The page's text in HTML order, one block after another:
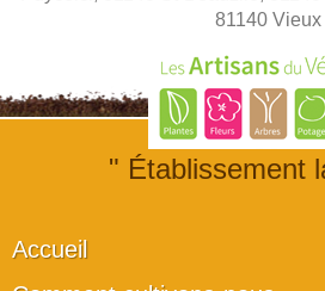
81140 Vieux
" Établissement
Accueil